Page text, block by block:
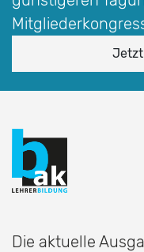
Die aktuelle